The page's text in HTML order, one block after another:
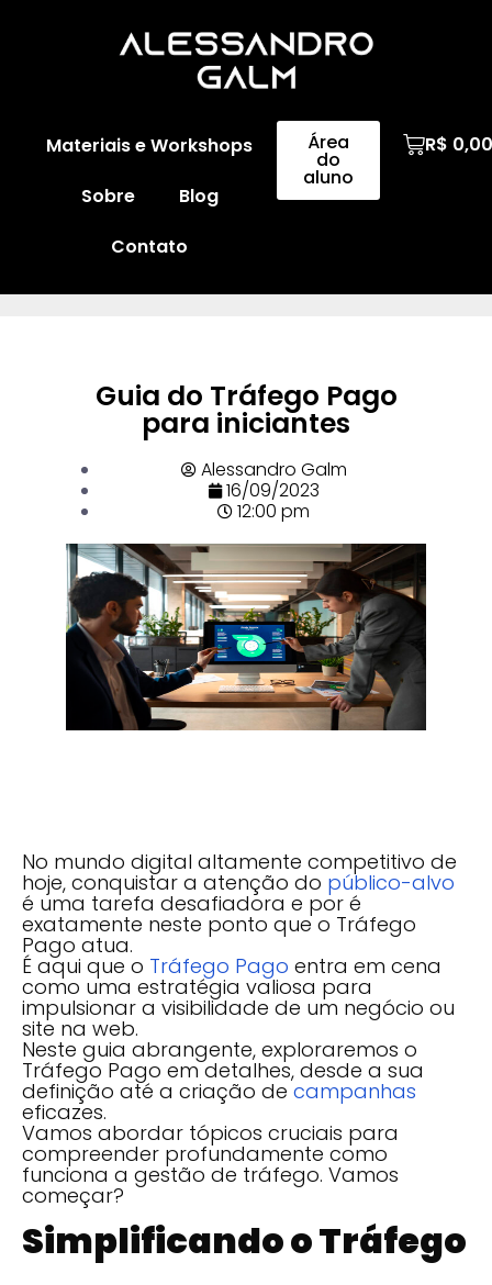
Materiais e Workshops
Sobre
Blog
Contato
Área
do
aluno
R$ 0,00
Guia do Tráfego Pago
para iniciantes
Alessandro Galm
16/09/2023
12:00 pm
No mundo digital altamente competitivo de
hoje, conquistar a atenção do público-alvo
é uma tarefa desafiadora e por é
exatamente neste ponto que o Tráfego
Pago atua.
É aqui que o Tráfego Pago entra em cena
como uma estratégia valiosa para
impulsionar a visibilidade de um negócio ou
site na web.
Neste guia abrangente, exploraremos o
Tráfego Pago em detalhes, desde a sua
definição até a criação de campanhas
eficazes.
Vamos abordar tópicos cruciais para
compreender profundamente como
funciona a gestão de tráfego. Vamos
começar?
Simplificando o Tráfego